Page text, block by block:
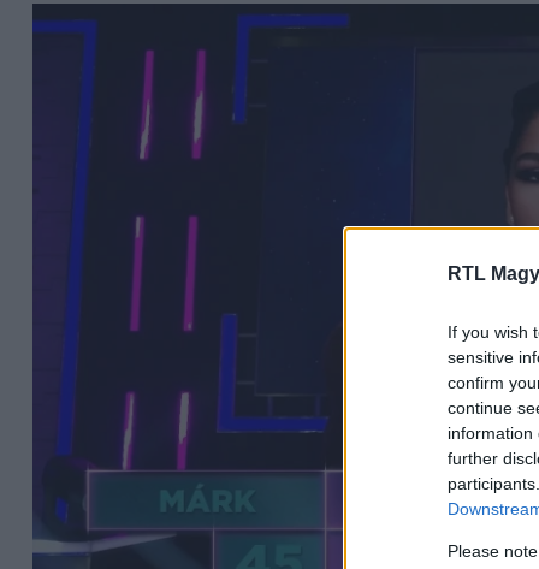
RTL
If you wish
sensitive
confirm
continue
information
further
Please